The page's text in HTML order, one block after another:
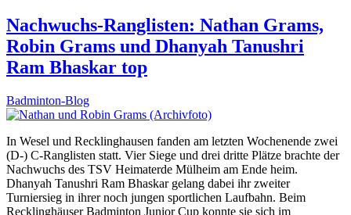
Nachwuchs-Ranglisten: Nathan Grams,
Robin Grams und Dhanyah Tanushri
Ram Bhaskar top
Badminton-Blog
In Wesel und Recklinghausen fanden am letzten Wochenende zwei
(D-) C-Ranglisten statt. Vier Siege und drei dritte Plätze brachte der
Nachwuchs des TSV Heimaterde Mülheim am Ende heim.
Dhanyah Tanushri Ram Bhaskar gelang dabei ihr zweiter
Turniersieg in ihrer noch jungen sportlichen Laufbahn. Beim
Recklinghäuser Badminton Junior Cup konnte sie sich im